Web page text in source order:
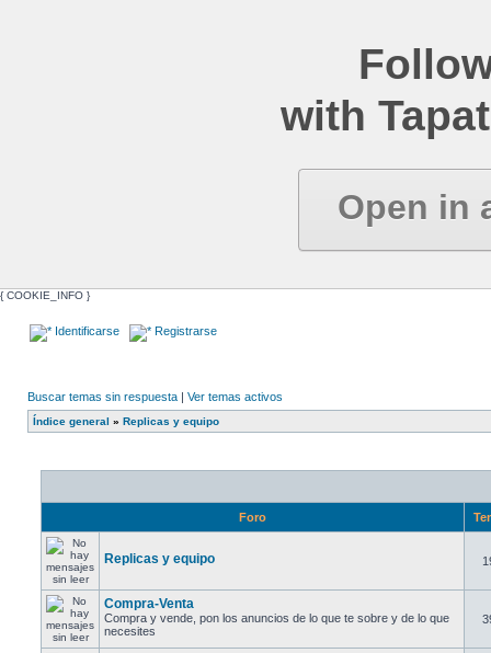
with
Open in
{ COOKIE_INFO }
Identificarse Registrarse
Buscar temas sin respuesta | Ver temas activos
Índice general » Replicas y equipo
Foro
Replicas y equipo
Compra-Venta
Compra y vende, pon los anuncios de lo que te sobre y de lo que
necesites